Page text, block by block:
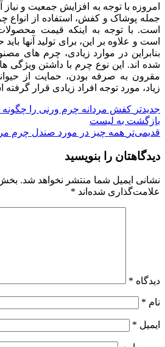
امروزه با توجه به افزایش جمعیت و
جمله پوشاک و کفش، استفاده از انواع
است. با توجه به اینکه قیمت
است و علاوه بر این، برای تولید آنها
بنابراین در موارد زیادی، چرم های
شده اند. این نوع چرم با داشتن ویژگی
مقرون به صرفه بودن، حمایت از
زیاد، مورد توجه افراد زیادی قرار
جدیدتر کفش مردانه چرم ورنی را چگونه
بازگشت به لیست
قدیمی‌تر همه چیز در مورد صندل چرم
دیدگاهتان را بنویسید
نشانی ایمیل شما منتشر نخواهد شد.
علامت‌گذاری شده‌اند *
دیدگاه *
نام *
ایمیل *